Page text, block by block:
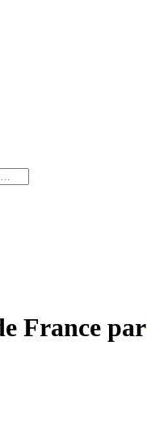
France par